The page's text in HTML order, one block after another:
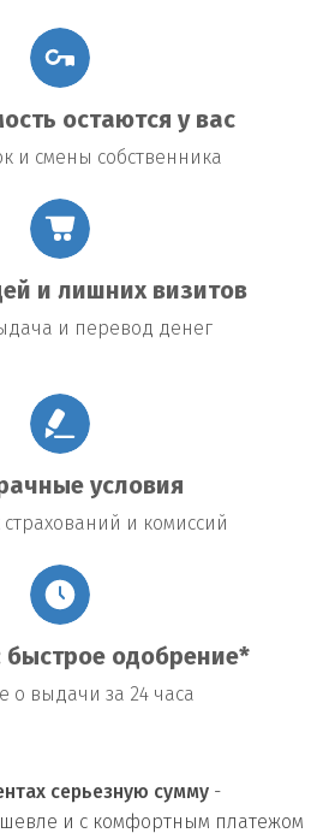
остаются у вас
и смены собственника
и лишних визитов
и перевод денег
условия
и комиссий
быстрое одобрение*
о выдачи за 24 часа
серьезную сумму -
и с комфортным платежом